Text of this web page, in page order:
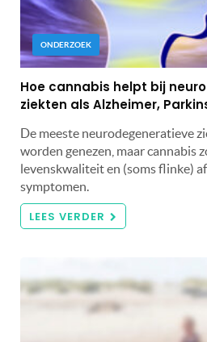
ONDERZOEK
Hoe cannabis helpt bij
ziekten als Alzheimer,
De meeste neurodegeneratieve
worden genezen, maar cannabis
levenskwaliteit en (soms flinke)
symptomen.
LEES VERDER